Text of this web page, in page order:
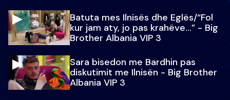
Batuta mes Ilnisës dhe Eglës/“Fol
kur jam aty, jo pas krahëve…” - Big
Brother Albania VIP 3
Sara bisedon me Bardhin pas
diskutimit me Ilnisën - Big Brother
Albania VIP 3